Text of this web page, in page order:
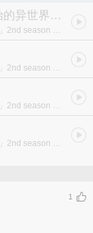
的《ヒトリイ
后半部分》ED2)
in you」 歌：nonoc
in you」 歌：nonoc
in you」 歌：nonoc
in you」 歌：nonoc
1